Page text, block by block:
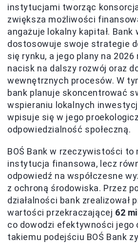
instytucjami tworząc
zwiększa możliwości
angażuje lokalny kapitał. Bank
dostosowuje swoje strategie
się rynku, a jego plany na 2026
nacisk na dalszy rozwój oraz
wewnętrznych procesów. W
bank planuje skoncentrować
wspieraniu lokalnych
wpisuje się w jego
odpowiedzialność społeczną.
BOŚ Bank w rzeczywistości to
instytucja finansowa, lecz
odpowiedź na współczesne
z ochroną środowiska. Przez
działalności bank zrealizował
wartości przekraczającej 62
co dowodzi efektywności jego
takiemu podejściu BOŚ Bank